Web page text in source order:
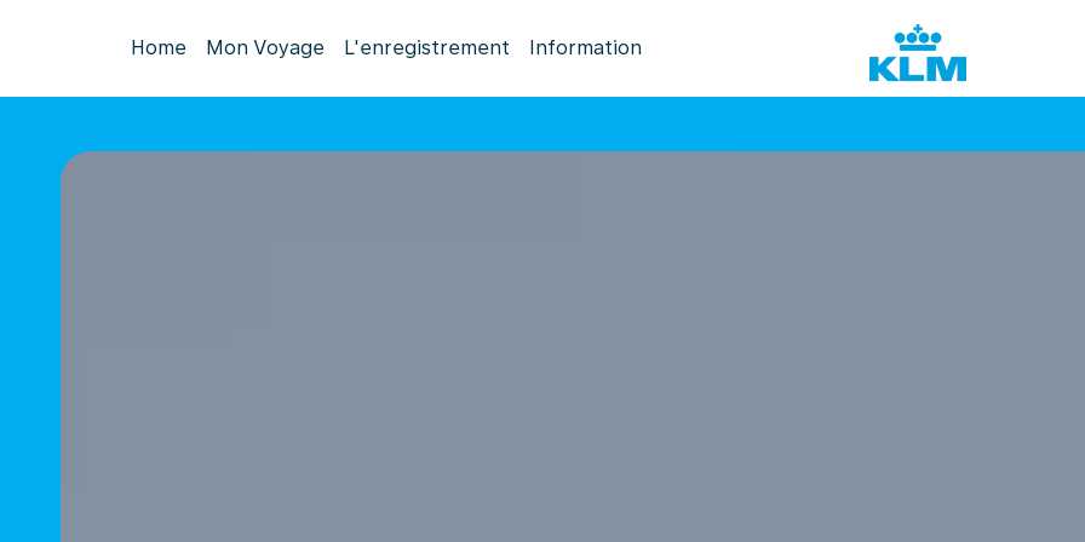
Home Mon Voyage L'enregistrement Information